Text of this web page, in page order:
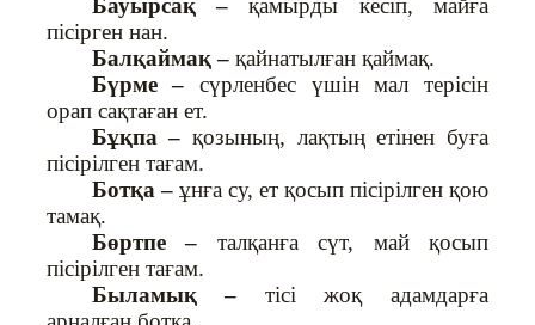
Бауырсақ –қамырды кесіп, майға
пісірген нан.
Балқаймақ – қайнатылған қаймақ.
Бүрме –сүрленбес үшін мал терісін
орап сақтаған ет.
Бұқпа –қозының, лақтың етінен буға
пісірілген тағам.
Ботқа – ұнға су, ет қосып пісірілген қою
тамақ.
Бөртпе – талқанға сүт, май қосып
пісірілген тағам.
Быламық – тісі жоқ адамдарға